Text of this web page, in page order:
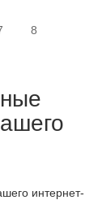
8
интернет-